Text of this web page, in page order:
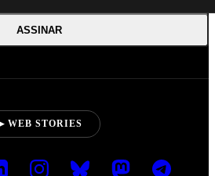
ASSINAR
WEB STORIES